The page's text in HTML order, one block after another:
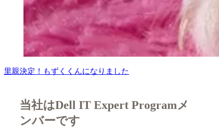
里親決定！もずくくんになりました
当社はDell IT Expert Programメ
ンバーです